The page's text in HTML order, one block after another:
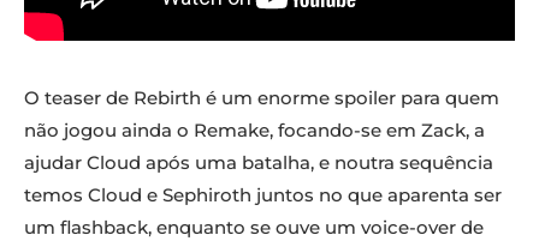
O teaser de Rebirth é um enorme spoiler para quem
não jogou ainda o Remake, focando-se em Zack, a
ajudar Cloud após uma batalha, e noutra sequência
temos Cloud e Sephiroth juntos no que aparenta ser
um flashback, enquanto se ouve um voice-over de